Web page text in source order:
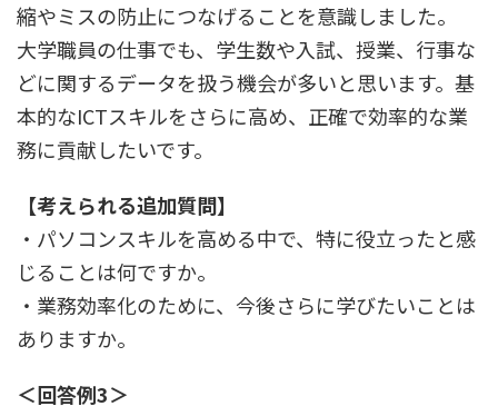
縮やミスの防止につなげることを意識しました。
大学職員の仕事でも、学生数や入試、授業、行事な
どに関するデータを扱う機会が多いと思います。基
本的なICTスキルをさらに高め、正確で効率的な業
務に貢献したいです。
【考えられる追加質問】
・パソコンスキルを高める中で、特に役立ったと感
じることは何ですか。
・業務効率化のために、今後さらに学びたいことは
ありますか。
＜回答例3＞